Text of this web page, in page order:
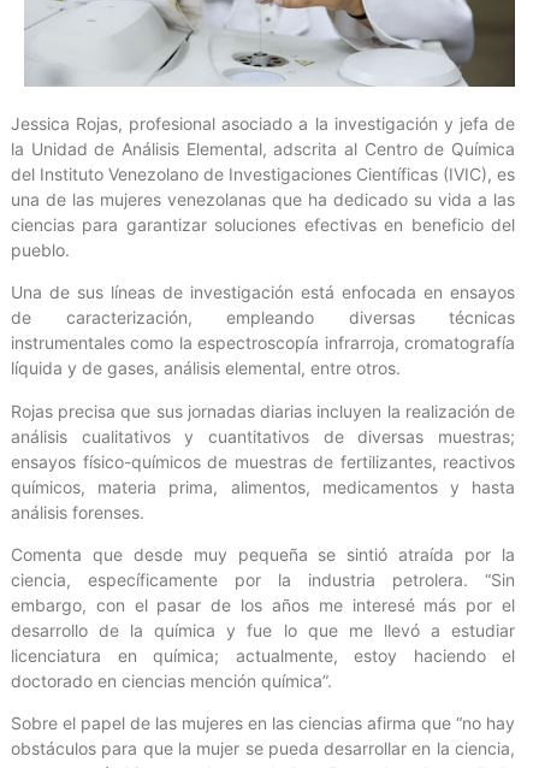
Jessica Rojas, profesional asociado a la investigación y jefa de
la Unidad de Análisis Elemental, adscrita al Centro de Química
del Instituto Venezolano de Investigaciones Científicas (IVIC), es
una de las mujeres venezolanas que ha dedicado su vida a las
ciencias para garantizar soluciones efectivas en beneficio del
pueblo.
Una de sus líneas de investigación está enfocada en ensayos
de caracterización, empleando diversas técnicas
instrumentales como la espectroscopía infrarroja, cromatografía
líquida y de gases, análisis elemental, entre otros.
Rojas precisa que sus jornadas diarias incluyen la realización de
análisis cualitativos y cuantitativos de diversas muestras;
ensayos físico-químicos de muestras de fertilizantes, reactivos
químicos, materia prima, alimentos, medicamentos y hasta
análisis forenses.
Comenta que desde muy pequeña se sintió atraída por la
ciencia, específicamente por la industria petrolera. “Sin
embargo, con el pasar de los años me interesé más por el
desarrollo de la química y fue lo que me llevó a estudiar
licenciatura en química; actualmente, estoy haciendo el
doctorado en ciencias mención química”.
Sobre el papel de las mujeres en las ciencias afirma que “no hay
obstáculos para que la mujer se pueda desarrollar en la ciencia,